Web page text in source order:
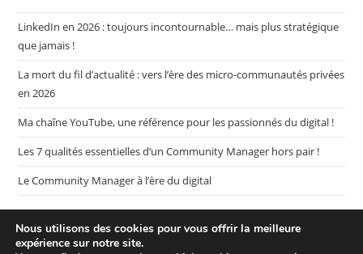
LinkedIn en 2026 : toujours incontournable… mais plus stratégique
que jamais !
La mort du fil d’actualité : vers l’ère des micro-communautés privées
en 2026
Ma chaîne YouTube, une référence pour les passionnés du digital !
Les 7 qualités essentielles d’un Community Manager hors pair !
Le Community Manager à l’ère du digital
Nous utilisons des cookies pour vous offrir la meilleure
expérience sur notre site.